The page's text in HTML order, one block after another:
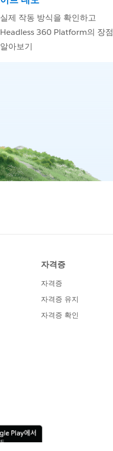
실제 작동 방식을 확인하고
Headless 360 Platform의 장점
알아보기